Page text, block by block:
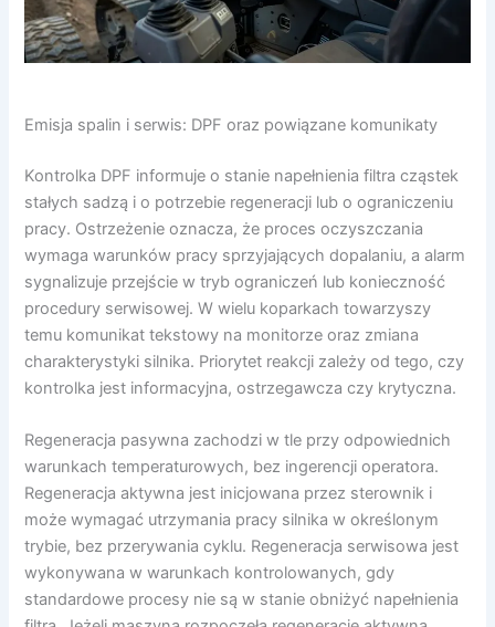
Emisja spalin i serwis: DPF oraz powiązane komunikaty
Kontrolka DPF informuje o stanie napełnienia filtra cząstek
stałych sadzą i o potrzebie regeneracji lub o ograniczeniu
pracy. Ostrzeżenie oznacza, że proces oczyszczania
wymaga warunków pracy sprzyjających dopalaniu, a alarm
sygnalizuje przejście w tryb ograniczeń lub konieczność
procedury serwisowej. W wielu koparkach towarzyszy
temu komunikat tekstowy na monitorze oraz zmiana
charakterystyki silnika. Priorytet reakcji zależy od tego, czy
kontrolka jest informacyjna, ostrzegawcza czy krytyczna.
Regeneracja pasywna zachodzi w tle przy odpowiednich
warunkach temperaturowych, bez ingerencji operatora.
Regeneracja aktywna jest inicjowana przez sterownik i
może wymagać utrzymania pracy silnika w określonym
trybie, bez przerywania cyklu. Regeneracja serwisowa jest
wykonywana w warunkach kontrolowanych, gdy
standardowe procesy nie są w stanie obniżyć napełnienia